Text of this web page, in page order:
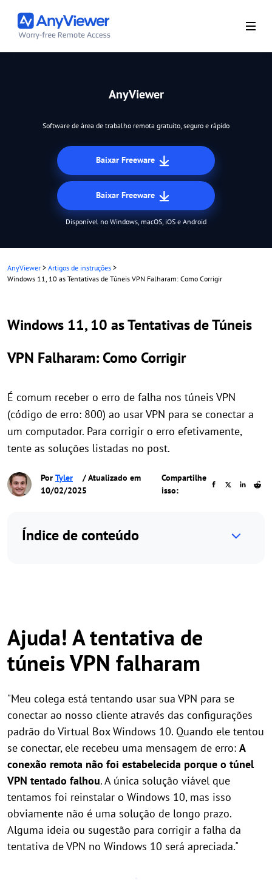
AnyViewer
Software de área de trabalho remota gratuito, seguro e rápido
Baixar Freeware
Baixar Freeware
Disponível no Windows, macOS, iOS e Android
AnyViewer > Artigos de instruções >
Windows 11, 10 as Tentativas de Túneis VPN Falharam: Como Corrigir
Windows 11, 10 as Tentativas de Túneis
VPN Falharam: Como Corrigir
É comum receber o erro de falha nos túneis VPN
(código de erro: 800) ao usar VPN para se conectar a
um computador. Para corrigir o erro efetivamente,
tente as soluções listadas no post.
Por Tyler
/ Atualizado em
10/02/2025
Compartilhe
isso:
Índice de conteúdo
Ajuda! A tentativa de
túneis VPN falharam
"Meu colega está tentando usar sua VPN para se
conectar ao nosso cliente através das configurações
padrão do Virtual Box Windows 10. Quando ele tentou
se conectar, ele recebeu uma mensagem de erro: A
conexão remota não foi estabelecida porque o túnel
VPN tentado falhou. A única solução viável que
tentamos foi reinstalar o Windows 10, mas isso
obviamente não é uma solução de longo prazo.
Alguma ideia ou sugestão para corrigir a falha da
tentativa de VPN no Windows 10 será apreciada."